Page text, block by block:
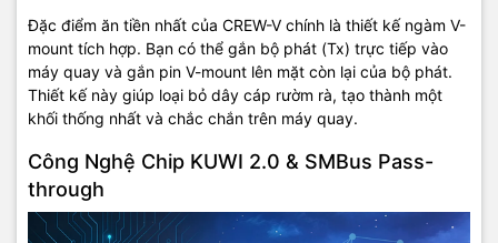
Đặc điểm ăn tiền nhất của CREW-V chính là thiết kế ngàm V-
mount tích hợp. Bạn có thể gắn bộ phát (Tx) trực tiếp vào
máy quay và gắn pin V-mount lên mặt còn lại của bộ phát.
Thiết kế này giúp loại bỏ dây cáp rườm rà, tạo thành một
khối thống nhất và chắc chắn trên máy quay.
Công Nghệ Chip KUWI 2.0 & SMBus Pass-
through